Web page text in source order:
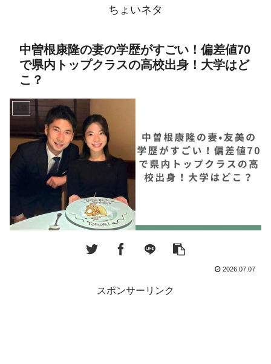
ちょいネタ
中曽根康隆の妻の学歴がすごい！偏差値70
で県内トップクラスの高校出身！大学はど
こ？
2026.07.07
スポンサーリンク